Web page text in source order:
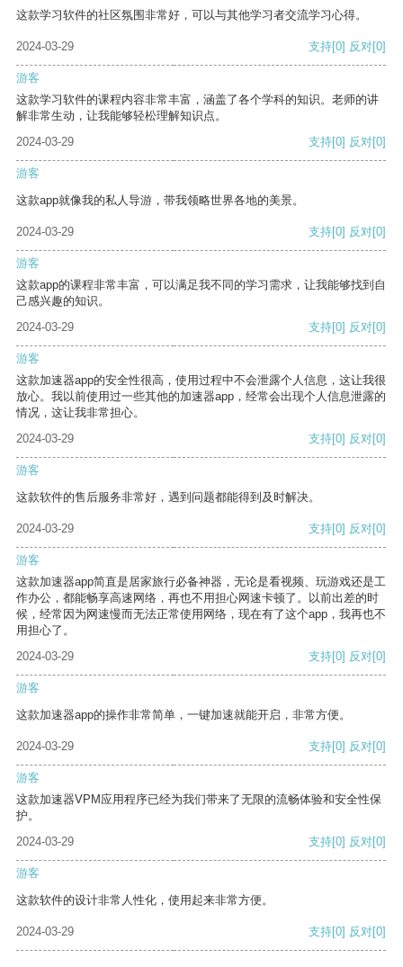
这款学习软件的社区氛围非常好，可以与其他学习者交流学习心得。
2024-03-29 支持[0] 反对[0]
游客
这款学习软件的课程内容非常丰富，涵盖了各个学科的知识。老师的讲
解非常生动，让我能够轻松理解知识点。
2024-03-29
支持[0] 反对[0]
游客
这款app就像我的私人导游，带我领略世界各地的美景。
2024-03-29 支持[0] 反对[0]
游客
这款app的课程非常丰富，可以满足我不同的学习需求，让我能够找到自
己感兴趣的知识。
2024-03-29
支持[0] 反对[0]
游客
这款加速器app的安全性很高，使用过程中不会泄露个人信息，这让我很
放心。我以前使用过一些其他的加速器app，经常会出现个人信息泄露的
情况，这让我非常担心。
2024-03-29
支持[0] 反对[0]
游客
这款软件的售后服务非常好，遇到问题都能得到及时解决。
2024-03-29 支持[0] 反对[0]
游客
这款加速器app简直是居家旅行必备神器，无论是看视频、玩游戏还是工
作办公，都能畅享高速网络，再也不用担心网速卡顿了。以前出差的时
候，经常因为网速慢而无法正常使用网络，现在有了这个app，我再也不
用担心了。
2024-03-29
支持[0] 反对[0]
游客
这款加速器app的操作非常简单，一键加速就能开启，非常方便。
2024-03-29 支持[0] 反对[0]
游客
这款加速器VPM应用程序已经为我们带来了无限的流畅体验和安全性保
护。
2024-03-29
支持[0] 反对[0]
游客
这款软件的设计非常人性化，使用起来非常方便。
2024-03-29 支持[0] 反对[0]